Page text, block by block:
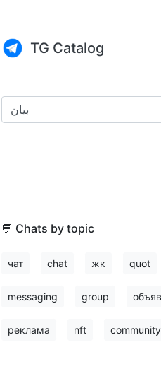
TG Catalog
💬 Chats by topic
чат chat жк quot
messaging group
реклама nft community